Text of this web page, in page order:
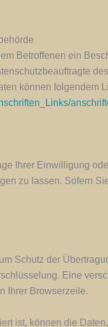
Betroffenen ein
können folgendem
Ihrer Einwilligung
zu lassen. Sofern
Schutz der
Eine
Ihrer Browserzeile.
ist, können die